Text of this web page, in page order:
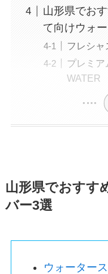
山形県でお
て向けウォ
フレシャ
プレミア
WATER
山形県でおすす
バー3選
ウォーター